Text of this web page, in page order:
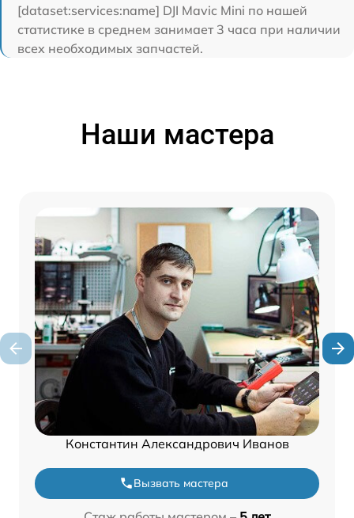
[dataset:services:name] DJI Mavic Mini по нашей
статистике в среднем занимает 3 часа при наличии
всех необходимых запчастей.
Наши мастера
Константин Александрович Иванов
Вызвать мастера